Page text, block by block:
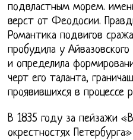
подвластным морем.
верст от Феодосии.
Романтика подвигов
пробудила у
и определила
черт его таланта,
проявившихся в процессе
В 1835 году за пейзажи
окрестностях